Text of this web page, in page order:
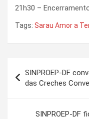
21h30 –
Tags: Sarau Amor a
de
Post
SINPROEP-DF
das Creches
SINPROEP-DF